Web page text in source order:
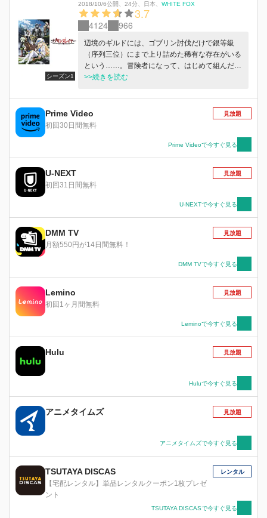
シーズン1
2018/10/6公開 24分 日本 WHITE FOX
3.7
4124 966
辺境のギルドには、ゴブリン討伐だけで銀等級
（序列三位）にまで上り詰めた稀有な存在がいる
という……。冒険者になって、はじめて組んだパ
ーティがピンチとなった女神官。それを助けた者
彼は手段を選ばず、手間を惜しまずゴブリンだけ
を退治していく。そんな彼に振り回される女神
官、感謝する受付嬢、彼を待つ幼馴染の牛飼娘。
>>続きを読む
Prime Video
初回30日間無料
見放題
Prime Videoで今すぐ見る
U-NEXT
初回31日間無料
見放題
U-NEXTで今すぐ見る
DMM TV
月額550円が14日間無料！
見放題
DMM TVで今すぐ見る
Lemino
初回1ヶ月間無料
見放題
Leminoで今すぐ見る
Hulu 見放題
Huluで今すぐ見る
アニメタイムズ 見放題
アニメタイムズで今すぐ見る
TSUTAYA DISCAS
【宅配レンタル】単品レンタルクーポン1枚プレゼ
ント
レンタル
TSUTAYA DISCASで今すぐ見る